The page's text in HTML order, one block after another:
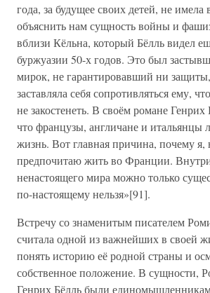
года, за будущее своих детей, не имела
объяснить нам сущность войны и
вблизи Кёльна, который Бёлль видел
буржуазии 50-х годов. Это был
мирок, не гарантировавший ни
заставляла себя сопротивляться ему,
не закостенеть. В своём романе Генрих
что французы, англичане и
жизнь. Вот главная причина, почему я,
предпочитаю жить во Франции.
ненастоящего мира можно только
по-настоящему нельзя»[91].
Встречу со знаменитым писателем
считала одной из важнейших в своей
понять историю её родной страны и
собственное положение. В сущности,
Генрих Бёлль были